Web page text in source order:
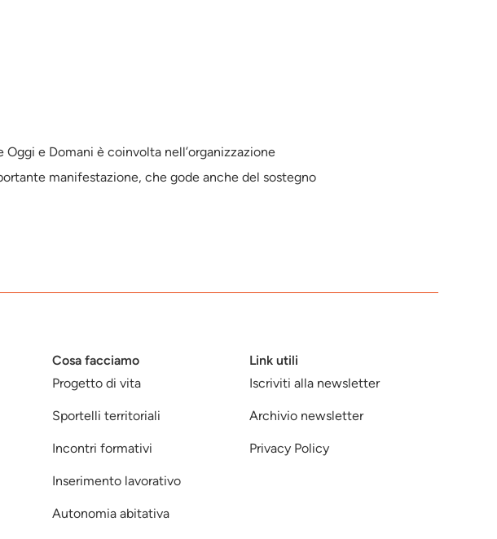
e Domani è coinvolta nell’organizzazione
manifestazione, che gode anche del sostegno
Cosa facciamo
Progetto di vita
Sportelli territoriali
Incontri formativi
Inserimento lavorativo
Autonomia abitativa
Link utili
Iscriviti alla newsletter
Archivio newsletter
Privacy Policy